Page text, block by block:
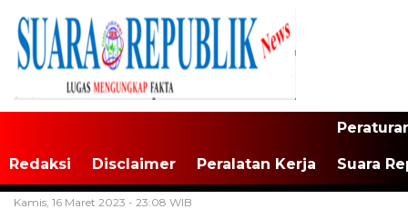
Redaksi Disclaimer Peralatan Kerja Suara
Kamis, 16 Maret 2023 - 23:08 WIB